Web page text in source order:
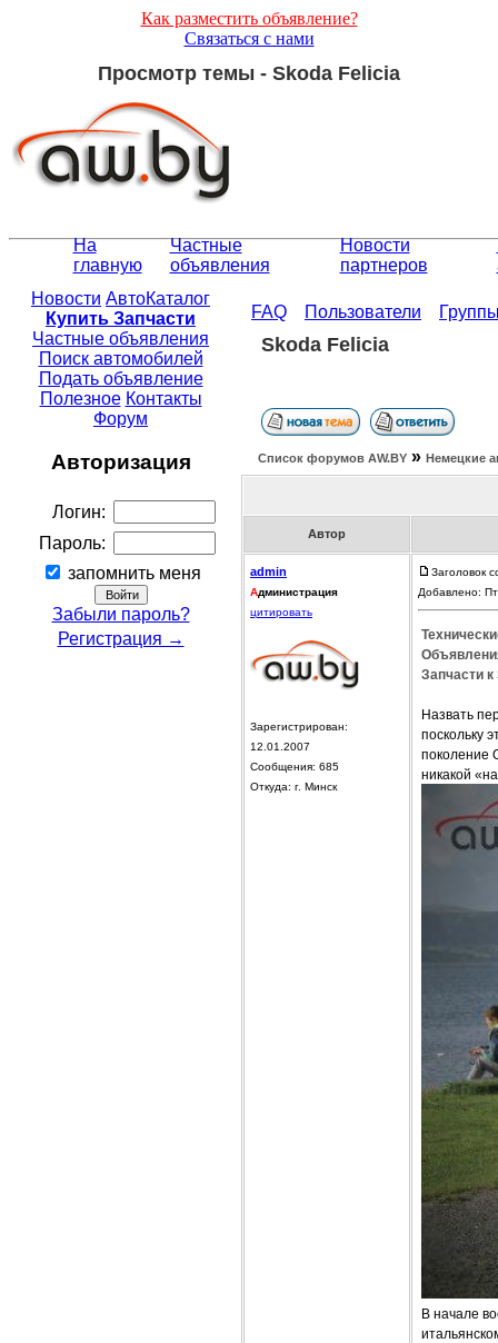
Как разместить объявление?
Связаться с нами
Просмотр темы - Skoda Felicia
На
главную
Частные
объявления
Новости
партнеров
Новости АвтоКаталог
Купить Запчасти
Частные объявления
Поиск автомобилей
Подать объявление
Полезное Контакты
Форум
Авторизация
Логин:
Пароль:
запомнить меня
Забыли пароль?
Регистрация →
FAQ Пользователи
Skoda Felicia
Список форумов АW.BY » Немецкие
Автор
admin
Администрация
цитировать
Зарегистрирован:
12.01.2007
Сообщения: 685
Откуда: г. Минск
Заголовок
Добавлено:
Запчасти
Назвать
поскольку
поколение
никакой
В начале